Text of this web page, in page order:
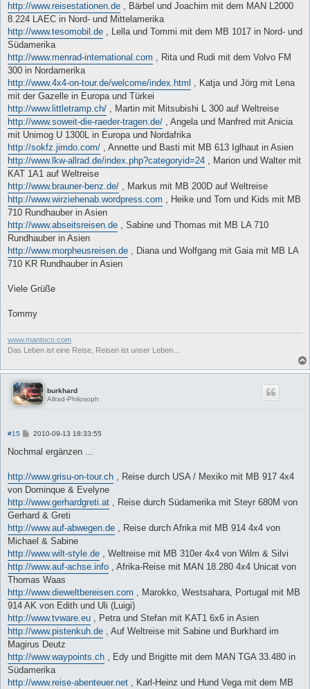
http://www.reisestationen.de , Bärbel und Joachim mit dem MAN L2000
8.224 LAEC in Nord- und Mittelamerika
http://www.tesomobil.de , Lella und Tommi mit dem MB 1017 in Nord- und
Südamerika
http://www.menrad-international.com , Rita und Rudi mit dem Volvo FM
300 in Nordamerika
http://www.4x4-on-tour.de/welcome/index.html , Katja und Jörg mit Lena
mit der Gazelle in Europa und Türkei
http://www.littletramp.ch/ , Martin mit Mitsubishi L 300 auf Weltreise
http://www.soweit-die-raeder-tragen.de/ , Angela und Manfred mit Anicia
mit Unimog U 1300L in Europa und Nordafrika
http://sokfz.jimdo.com/ , Annette und Basti mit MB 613 Iglhaut in Asien
http://www.lkw-allrad.de/index.php?categoryid=24 , Marion und Walter mit
KAT 1A1 auf Weltreise
http://www.brauner-benz.de/ , Markus mit MB 200D auf Weltreise
http://www.wirziehenab.wordpress.com , Heike und Tom und Kids mit MB
710 Rundhauber in Asien
http://www.abseitsreisen.de , Sabine und Thomas mit MB LA 710
Rundhauber in Asien
http://www.morpheusreisen.de , Diana und Wolfgang mit Gaia mit MB LA
710 KR Rundhauber in Asien
Viele Grüße
Tommy
www.mantoco.com
Das Leben ist eine Reise, Reisen ist unser Leben...
burkhard
Allrad-Philosoph
#15
B
i
a
g
2010-09-13 18:33:55
Nochmal ergänzen ...
http://www.grisu-on-tour.ch , Reise durch USA / Mexiko mit MB 917 4x4
von Dominque & Evelyne
http://www.gerhardgreti.at , Reise durch Südamerika mit Steyr 680M von
Gerhard & Greti
http://www.auf-abwegen.de , Reise durch Afrika mit MB 914 4x4 von
Michael & Sabine
http://www.wilt-style.de , Weltreise mit MB 310er 4x4 von Wilm & Silvi
http://www.auf-achse.info , Afrika-Reise mit MAN 18.280 4x4 Unicat von
Thomas Waas
http://www.dieweltbereisen.com , Marokko, Westsahara, Portugal mit MB
914 AK von Edith und Uli (Luigi)
http://www.tvware.eu , Petra und Stefan mit KAT1 6x6 in Asien
http://www.pistenkuh.de , Auf Weltreise mit Sabine und Burkhard im
Magirus Deutz
http://www.waypoints.ch , Edy und Brigitte mit dem MAN TGA 33.480 in
Südamerika
http://www.reise-abenteuer.net , Karl-Heinz und Hund Vega mit dem MB